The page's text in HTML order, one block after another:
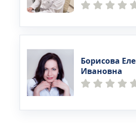
Борисова
Ивановна